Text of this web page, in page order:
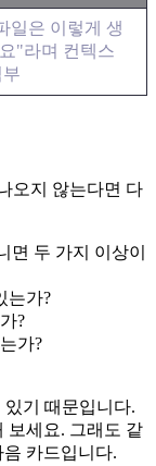
일은 이렇게 생
"라며 컨텍스
부
오지 않는다면 다
면 두 가지 이상이
는가?
?
가?
있기 때문입니다.
보세요. 그래도 같
카드입니다.